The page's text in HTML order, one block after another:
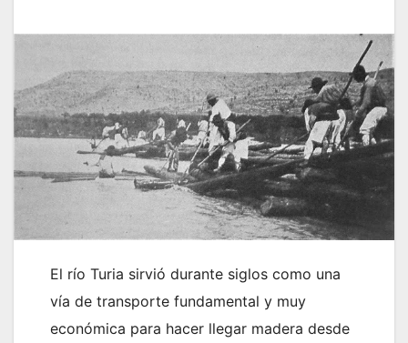
El río Turia sirvió durante siglos como una
vía de transporte fundamental y muy
económica para hacer llegar madera desde